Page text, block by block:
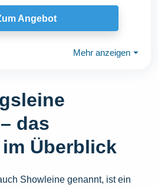
Angebot
Mehr anzeigen ⏷
das
Überblick
Showleine genannt, ist ein